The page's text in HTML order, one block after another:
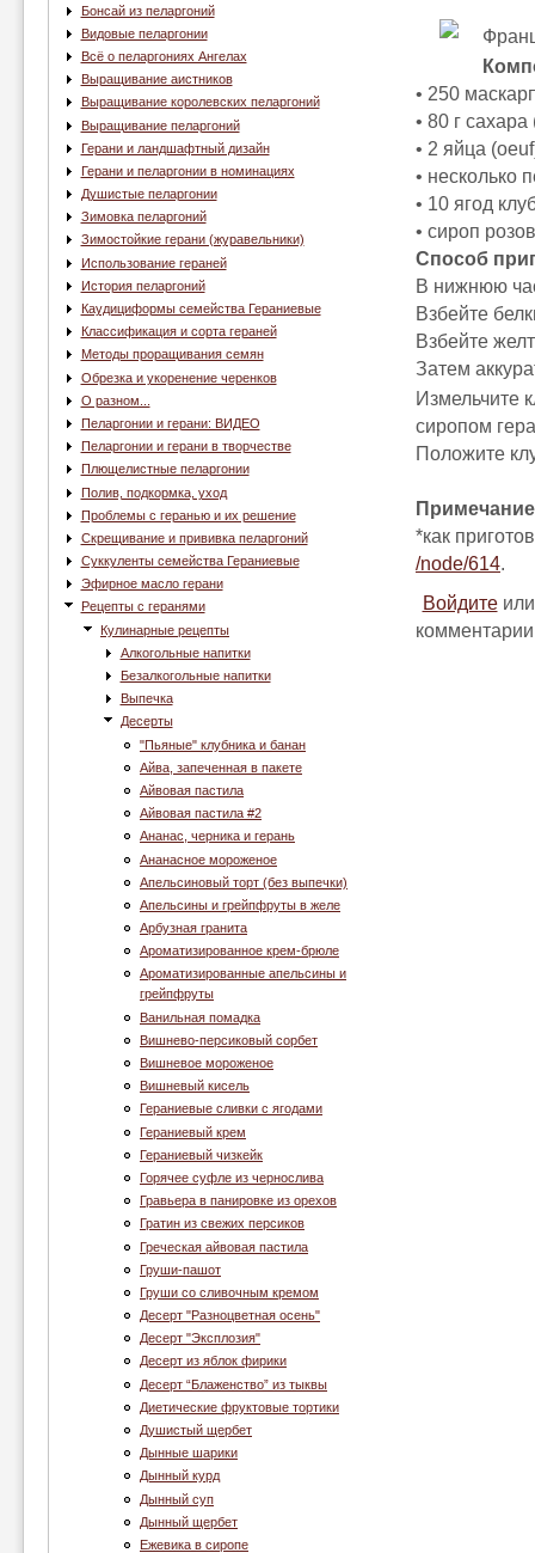
Бонсай из пеларгоний
Видовые пеларгонии
Всё о пеларгониях Ангелах
Выращивание аистников
Выращивание королевских пеларгоний
Выращивание пеларгоний
Герани и ландшафтный дизайн
Герани и пеларгонии в номинациях
Душистые пеларгонии
Зимовка пеларгоний
Зимостойкие герани (журавельники)
Использование гераней
История пеларгоний
Каудициформы семейства Гераниевые
Классификация и сорта гераней
Методы проращивания семян
Обрезка и укоренение черенков
О разном...
Пеларгонии и герани: ВИДЕО
Пеларгонии и герани в творчестве
Плющелистные пеларгонии
Полив, подкормка, уход
Проблемы с геранью и их решение
Скрещивание и прививка пеларгоний
Суккуленты семейства Гераниевые
Эфирное масло герани
Рецепты с геранями
Кулинарные рецепты
Алкогольные напитки
Безалкогольные напитки
Выпечка
Десерты
"Пьяные" клубника и банан
Айва, запеченная в пакете
Айвовая пастила
Айвовая пастила #2
Ананас, черника и герань
Ананасное мороженое
Апельсиновый торт (без выпечки)
Апельсины и грейпфруты в желе
Арбузная гранита
Ароматизированное крем-брюле
Ароматизированные апельсины и
грейпфруты
Ванильная помадка
Вишнево-персиковый сорбет
Вишневое мороженое
Вишневый кисель
Гераниевые сливки с ягодами
Гераниевый крем
Гераниевый чизкейк
Горячее суфле из чернослива
Гравьера в панировке из орехов
Гратин из свежих персиков
Греческая айвовая пастила
Груши-пашот
Груши со сливочным кремом
Десерт "Разноцветная осень"
Десерт "Эксплозия"
Десерт из яблок фирики
Десерт “Блаженство” из тыквы
Диетические фруктовые тортики
Душистый щербет
Дынные шарики
Дынный курд
Дынный суп
Дынный щербет
Ежевика в сиропе
• 250
• 80 г сахара
• 2 яйца
• несколько
• 10 ягод
• сироп
Способ
В нижнюю
Взбейте
Взбейте
Затем
Измельчите
сиропом
Положите
*как
/node/614.
Войдите
комментарии